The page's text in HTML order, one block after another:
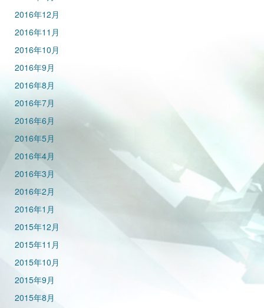
2016年12月
2016年11月
2016年10月
2016年9月
2016年8月
2016年7月
2016年6月
2016年5月
2016年4月
2016年3月
2016年2月
2016年1月
2015年12月
2015年11月
2015年10月
2015年9月
2015年8月